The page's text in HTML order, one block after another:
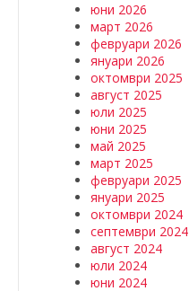
юни 2026
март 2026
февруари 2026
януари 2026
октомври 2025
август 2025
юли 2025
юни 2025
май 2025
март 2025
февруари 2025
януари 2025
октомври 2024
септември 2024
август 2024
юли 2024
юни 2024